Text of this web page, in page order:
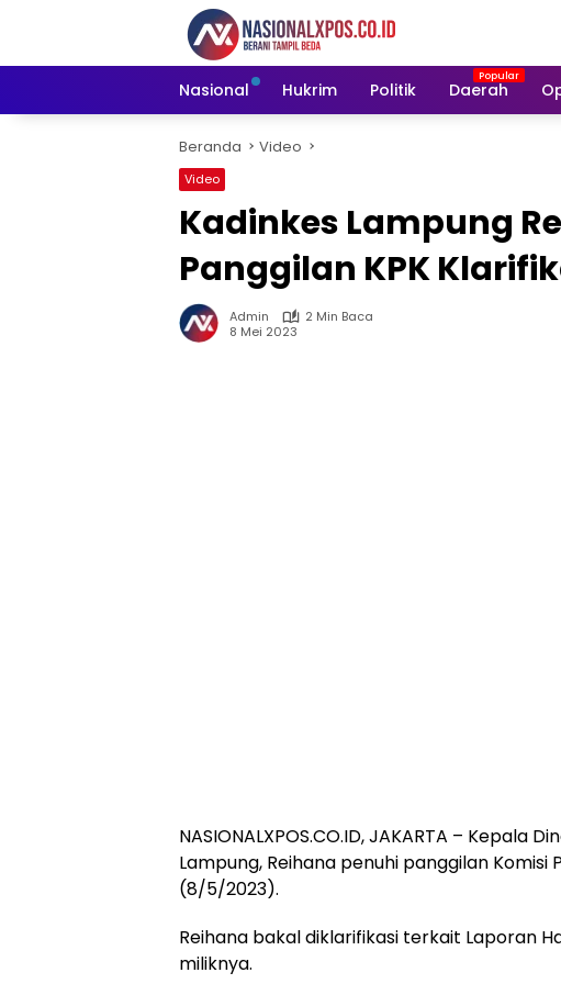
Nasional
Hukrim Politik Daerah
Beranda Video
Video
Kadinkes Lampung
Panggilan KPK
Admin
2 Min Baca
8 Mei 2023
NASIONALXPOS.CO.ID, JAKARTA – Kepala
Lampung, Reihana penuhi panggilan
(8/5/2023).
Reihana bakal diklarifikasi terkait Laporan
miliknya.